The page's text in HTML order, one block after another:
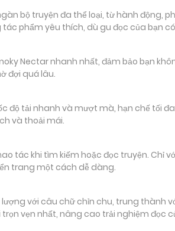
bộ truyện đa thể loại, từ hành động,
phẩm yêu thích, dù gu đọc của bạn
Nectar nhanh nhất, đảm bảo bạn
đợi quá lâu.
độ tải nhanh và mượt mà, hạn chế tối
và thoải mái.
tác khi tìm kiếm hoặc đọc truyện. Chỉ
trang một cách dễ dàng.
với câu chữ chỉn chu, trung thành
vẹn nhất, nâng cao trải nghiệm đọc